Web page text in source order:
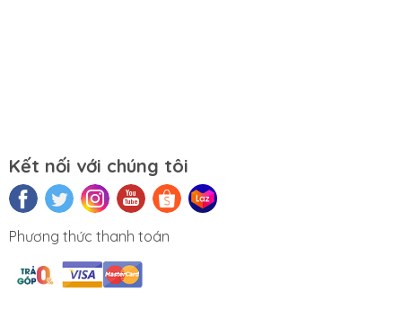
Kết nối với chúng tôi
Phương thức thanh toán